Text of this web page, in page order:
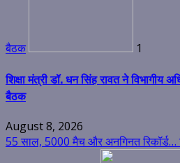
बैठक 1
शिक्षा मंत्री डॉ. धन सिंह रावत ने विभागीय
बैठक
August 8, 2026
55 साल, 5000 मैच और अनगिनत रिकॉर्ड…